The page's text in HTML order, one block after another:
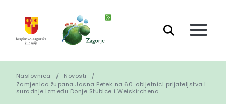
Naslovnica
Novosti
Zamjenica župana Jasna Petek na 60. obljetnici prijateljstva i
suradnje između Donje Stubice i Weiskirchena